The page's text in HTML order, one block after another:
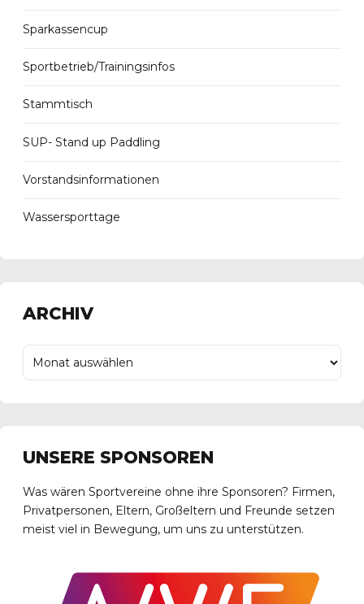
Sparkassencup
Sportbetrieb/Trainingsinfos
Stammtisch
SUP- Stand up Paddling
Vorstandsinformationen
Wassersporttage
ARCHIV
UNSERE SPONSOREN
Was wären Sportvereine ohne ihre Sponsoren? Firmen,
Privatpersonen, Eltern, Großeltern und Freunde setzen
meist viel in Bewegung, um uns zu unterstützen.